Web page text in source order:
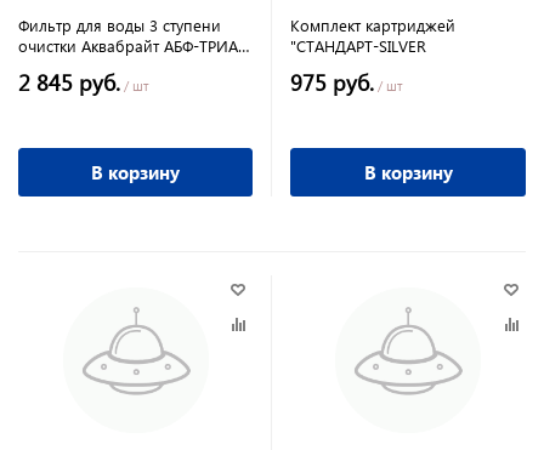
Фильтр для воды 3 ступени
очистки Аквабрайт АБФ-ТРИА-
2 845 руб. / шт
В корзину
Комплект картриджей
"СТАНДАРТ-SILVER
975 руб. / шт
В корзину